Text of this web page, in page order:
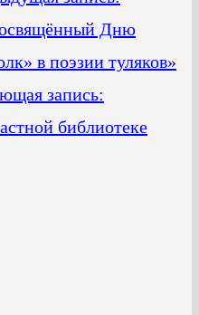
Дню
в поэзии туляков»
запись:
библиотеке